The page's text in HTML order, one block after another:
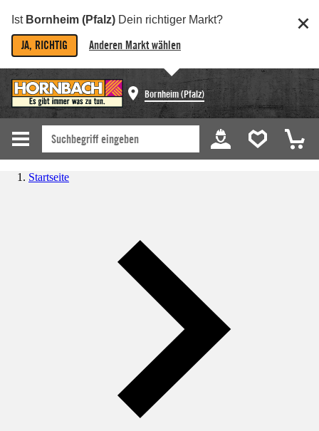
Ist Bornheim (Pfalz) Dein richtiger Markt?
JA, RICHTIG Anderen Markt wählen
Bornheim (Pfalz)
Startseite